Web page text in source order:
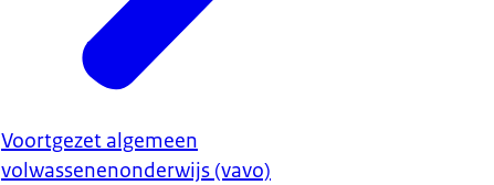
Voortgezet algemeen
volwassenenonderwijs (vavo)